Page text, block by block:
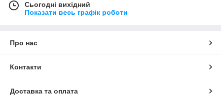
Сьогодні вихідний
Показати весь графік роботи
Про нас
Контакти
Доставка та оплата